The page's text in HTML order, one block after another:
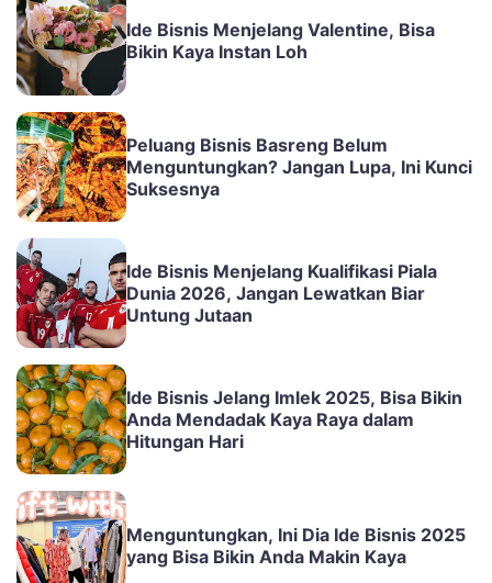
Ide Bisnis Menjelang Valentine, Bisa
Bikin Kaya Instan Loh
Peluang Bisnis Basreng Belum
Menguntungkan? Jangan Lupa, Ini Kunci
Suksesnya
Ide Bisnis Menjelang Kualifikasi Piala
Dunia 2026, Jangan Lewatkan Biar
Untung Jutaan
Ide Bisnis Jelang Imlek 2025, Bisa Bikin
Anda Mendadak Kaya Raya dalam
Hitungan Hari
Menguntungkan, Ini Dia Ide Bisnis 2025
yang Bisa Bikin Anda Makin Kaya